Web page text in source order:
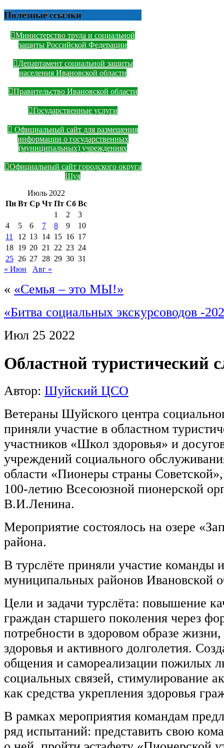
Полезные ссылки
Министерство труда и социальной
защиты Российской Федерации
Департамент социальной защиты
населения Ивановской области
Правительство Ивановской области
Государственные услуги
Официальный сайт для размещения
информации о государственных
(муниципальных) учреждениях
Официальный сайт городского округа
Шуя
Июль 2022
Пн Вт Ср Чт Пт Сб Вс
1
2
3
4
5 6 7 8 9
10
11
12 13 14 15 16 17
18 19 20 21 22 23 24
25 26 27 28 29 30 31
« Июн
Авг »
« «Семья – это МЫ!»
«Битва социальных экскурсоводов -
Июл 25 2022
Областной туристический
Автор: Шуйский ЦСО
Ветераны Шуйского центра
приняли участие в областном
участников «Школ здоровья» и
учреждений социального
области «Пионеры страны
100-летию Всесоюзной пионерской
В.И.Ленина.
Мероприятие состоялось на озере
района.
В турслёте приняли участие команды
муниципальных районов Ивановской
Цели и задачи турслёта: повышение
граждан старшего поколения через
потребности в здоровом образе
здоровья и активного долголетия.
общения и самореализации пожилых
социальных связей, стимулирование
как средства укрепления здоровья
В рамках мероприятия командам
ряд испытаний: представить свою